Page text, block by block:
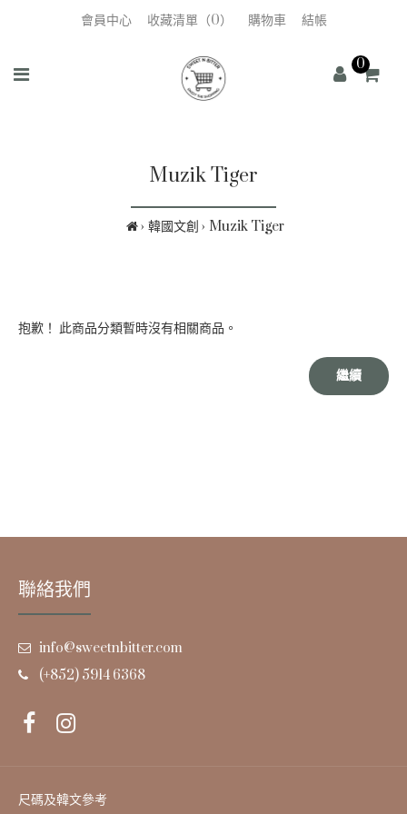
會員中心 收藏清單（0） 購物車 結帳
0
Muzik Tiger
韓國文創 Muzik Tiger
抱歉！ 此商品分類暫時沒有相關商品。
繼續
聯絡我們
info@sweetnbitter.com
(+852) 5914 6368
尺碼及韓文參考